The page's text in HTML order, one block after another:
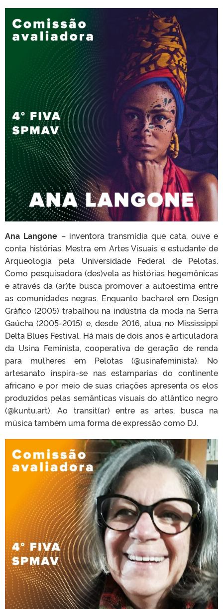
Ana Langone – inventora transmídia que cata, ouve e
conta histórias. Mestra em Artes Visuais e estudante de
Arqueologia pela Universidade Federal de Pelotas.
Como pesquisadora (des)vela as histórias hegemônicas
e através da (ar)te busca promover a autoestima entre
as comunidades negras. Enquanto bacharel em Design
Gráfico (2005) trabalhou na indústria da moda na Serra
Gaúcha (2005-2015) e, desde 2016, atua no Mississippi
Delta Blues Festival. Há mais de dois anos é articuladora
da Usina Feminista, cooperativa de geração de renda
para mulheres em Pelotas (@usinafeminista). No
artesanato inspira-se nas estamparias do continente
africano e por meio de suas criações apresenta os elos
produzidos pelas semânticas visuais do atlântico negro
(@kuntu.art). Ao transit(ar) entre as artes, busca na
música também uma forma de expressão como DJ.